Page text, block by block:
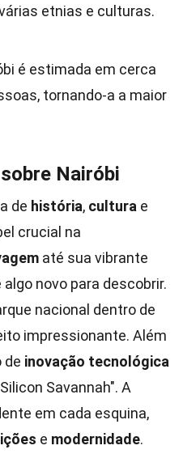
etnias e culturas.
é estimada em cerca
tornando-a a maior
Nairóbi
de história, cultura e
crucial na
até sua vibrante
algo novo para descobrir.
nacional dentro de
impressionante. Além
de inovação tecnológica
Savannah". A
em cada esquina,
e modernidade.